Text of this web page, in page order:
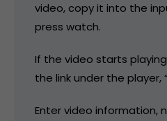
video, copy it into the
press watch.
If the video starts
the link under the player,
Enter video information,